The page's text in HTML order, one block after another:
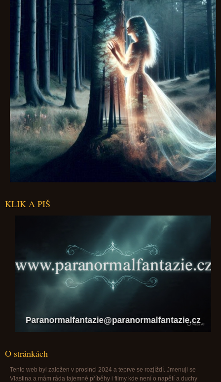
KLIK A PIŠ
Paranormalfantazie@paranormalfantazie.cz
O stránkách
Tento web byl založen v prosinci 2024 a teprve se rozjíždí. Jmenuji se
Vlastina a mám ráda tajemné příběhy i filmy kde není o napětí a duchy